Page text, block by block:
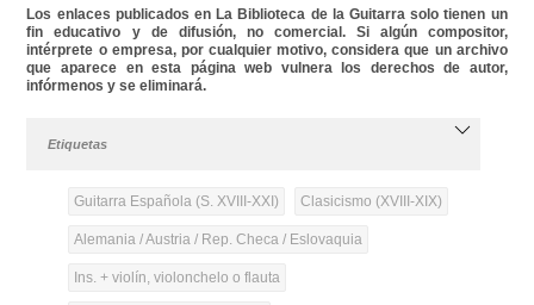
Los enlaces publicados en La Biblioteca de la Guitarra solo tienen un
fin educativo y de difusión, no comercial. Si algún compositor,
intérprete o empresa, por cualquier motivo, considera que un archivo
que aparece en esta página web vulnera los derechos de autor,
infórmenos y se eliminará.
Etiquetas
Guitarra Española (S. XVIII-XXI) Clasicismo (XVIII-XIX)
Alemania / Austria / Rep. Checa / Eslovaquia
Ins. + violín, violonchelo o flauta